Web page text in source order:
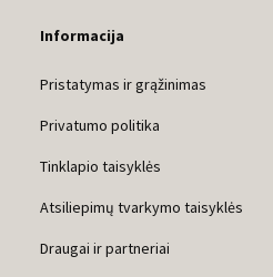
Informacija
Pristatymas ir grąžinimas
Privatumo politika
Tinklapio taisyklės
Atsiliepimų tvarkymo taisyklės
Draugai ir partneriai